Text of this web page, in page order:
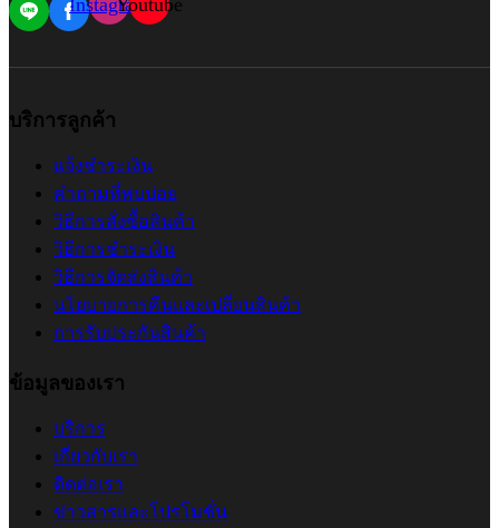
บริการลูกค้า
แจ้งชำระเงิน
คำถามที่พบบ่อย
วิธีการสั่งซื้อสินค้า
วิธีการชำระเงิน
วิธีการจัดส่งสินค้า
นโยบายการคืนและเปลี่ยนสินค้า
การรับประกันสินค้า
ข้อมูลของเรา
บริการ
เกี่ยวกับเรา
ติดต่อเรา
ข่าวสารและโปรโมชั่น